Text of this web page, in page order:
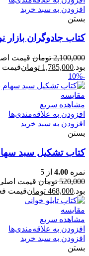
افزودن به سبد خرید
بستن
کتاب جادوگران بازار
2,100,000 تومان
بود.1,785,000 تومانقیمت فعلی:
-10%
مقایسه
مشاهده سریع
افزودن به علاقه‌مندی‌ها
افزودن به سبد خرید
بستن
کتاب تشکیل سبد
نمره 4.00 از 5
520,000 تومان
بود.468,000 تومانقیمت فعلی:
مقایسه
مشاهده سریع
افزودن به علاقه‌مندی‌ها
افزودن به سبد خرید
بستن